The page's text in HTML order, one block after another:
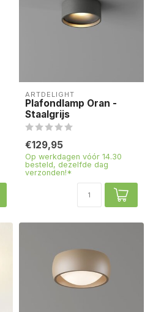
ARTDELIGHT
Plafondlamp Oran -
Staalgrijs
€129,95
Op werkdagen vóór 14.30
besteld, dezelfde dag
verzonden!*